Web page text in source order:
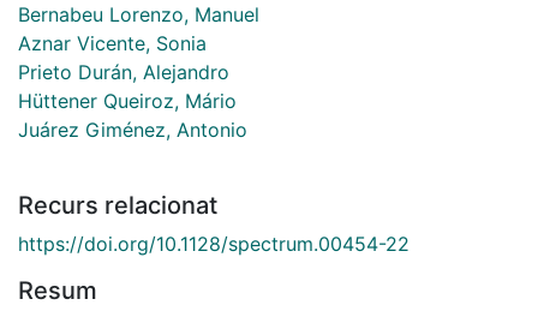
Bernabeu Lorenzo, Manuel
Aznar Vicente, Sonia
Prieto Durán, Alejandro
Hüttener Queiroz, Mário
Juárez Giménez, Antonio
Recurs relacionat
https://doi.org/10.1128/spectrum.00454-22
Resum